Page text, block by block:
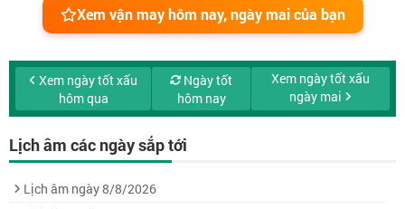
Xem vận may hôm nay, ngày mai của bạn
Xem ngày tốt xấu
hôm qua
Ngày tốt
hôm nay
Xem ngày tốt xấu
ngày mai
Lịch âm các ngày sắp tới
Lịch âm ngày 8/8/2026